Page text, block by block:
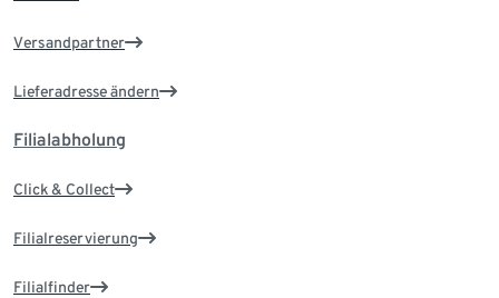
Versandpartner
Lieferadresse ändern
Filialabholung
Click & Collect
Filialreservierung
Filialfinder